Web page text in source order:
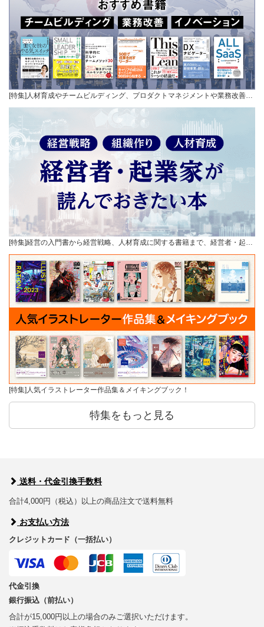
[特集]人材育成やチームビルディング、プロダクトマネジメントや業務改善…
[特集]経営の入門書から経営戦略、人材育成に関する書籍まで、経営者・起…
[特集]人気イラストレーター作品集＆メイキングブック！
特集をもっと見る
送料・代金引換手数料
合計4,000円（税込）以上の商品注文で送料無料
お支払い方法
クレジットカード（一括払い）
代金引換
銀行振込（前払い）
合計が15,000円以上の場合のみご選択いただけます。